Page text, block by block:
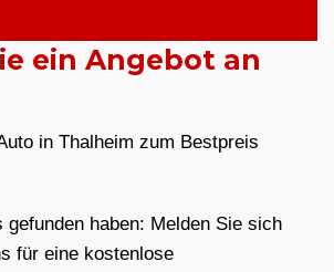
ein Angebot an
in Thalheim zum Bestpreis
haben: Melden Sie sich
für eine kostenlose